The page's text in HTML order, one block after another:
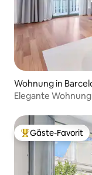
Wohnung in
Elegante
Beliebter Gäste-
Gäste-Favorit